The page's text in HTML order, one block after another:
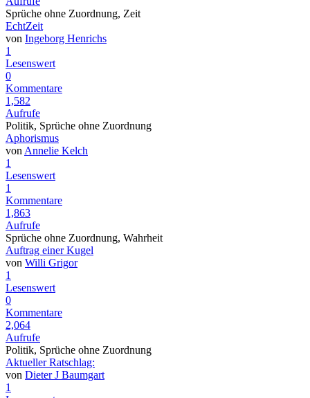
Sprüche ohne Zuordnung, Zeit
EchtZeit
von Ingeborg Henrichs
1
Lesenswert
0
Kommentare
1,582
Aufrufe
Politik, Sprüche ohne Zuordnung
Aphorismus
vonAnnelie Kelch
1
Lesenswert
1
Kommentare
1,863
Aufrufe
Sprüche ohne Zuordnung, Wahrheit
Auftrag einer Kugel
von Willi Grigor
1
Lesenswert
0
Kommentare
2,064
Aufrufe
Politik, Sprüche ohne Zuordnung
Aktueller Ratschlag:
von Dieter J Baumgart
1